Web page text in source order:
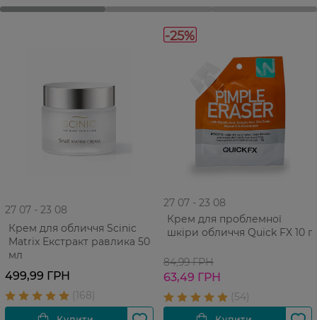
27 07 - 23 08
Крем для обличчя Scinic
Matrix Екстракт равлика 50
мл
499,99 ГРН
-25%
27 07 - 23 08
Крем для проблемної
шкіри обличчя Quick FX 10 г
84,99 ГРН
63,49 ГРН